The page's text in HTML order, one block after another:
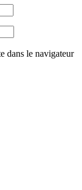
dans le navigateur